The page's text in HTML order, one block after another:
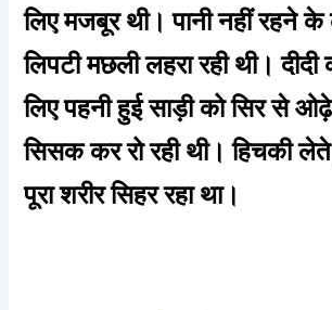
लिए मजबूर थी। पानी नहीं रहने
लिपटी मछली लहरा रही थी।
लिए पहनी हुई साड़ी को सिर से
सिसक कर रो रही थी। हिचकी लेते
पूरा शरीर सिहर रहा था।